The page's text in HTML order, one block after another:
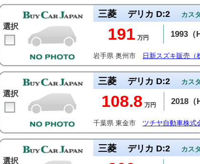
選択
三菱 デリカ D:2 カス
191 万円 1993（
岩手県 奥州市 日新スズキ販売（
選択
三菱 デリカ D:2 カス
108.8 万円 2018（
千葉県 東金市 ツチヤ自動車株式
選択
三菱 デリカ D:2 カス